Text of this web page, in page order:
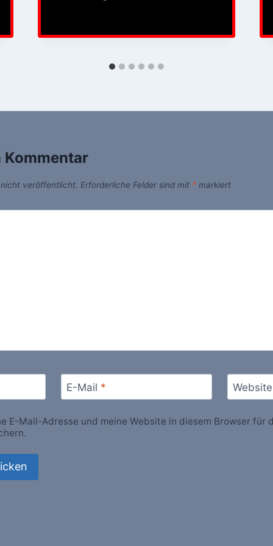
Kommentar
veröffentlicht. Erforderliche Felder sind mit * markiert
E-Mail * Website
E-Mail-Adresse und meine Website in diesem Browser für